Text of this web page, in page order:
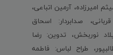
امیرزاده، آرمین اتباعی،
صدابردار: اسحاق
نوربخش، تدوین: رضا
طراح لباس: فاطمه